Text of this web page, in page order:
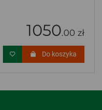
1050.00 zł
Do koszyka